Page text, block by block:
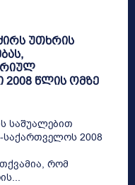
უთხრის
წლის ომზე
საშუალებით
საქართველოს 2008
რომ